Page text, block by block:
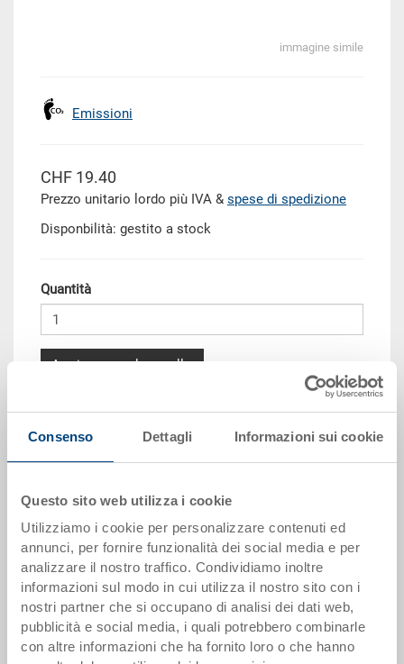
Consenso Dettagli Informazioni sui cookie
Questo sito web utilizza i cookie
Utilizziamo i cookie per personalizzare contenuti ed
annunci, per fornire funzionalità dei social media e per
analizzare il nostro traffico. Condividiamo inoltre
informazioni sul modo in cui utilizza il nostro sito con i
nostri partner che si occupano di analisi dei dati web,
pubblicità e social media, i quali potrebbero combinarle
con altre informazioni che ha fornito loro o che hanno
immagine simile
Emissioni
CHF 19.40
Prezzo unitario lordo più IVA & spese di spedizione
Disponbilità: gestito a stock
Quantità
Aggiungere al carrello
da 100 pezzi CHF 14.55
da 250 pezzi CHF 12.60
I scaglioni di quantità corrispondono alle unità di imballaggio.
Dati articolo